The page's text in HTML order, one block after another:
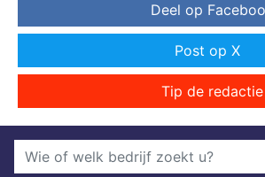
Deel op
Post op X
Tip de redactie